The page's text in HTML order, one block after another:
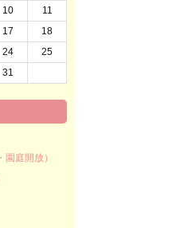
10
11
17
18
24
25
31
庭開放）